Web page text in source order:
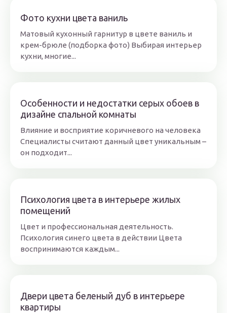
Фото кухни цвета ваниль
Матовый кухонный гарнитур в цвете ваниль и
крем-брюле (подборка фото) Выбирая интерьер
кухни, многие...
Особенности и недостатки серых обоев в
дизайне спальной комнаты
Влияние и восприятие коричневого на человека
Специалисты считают данный цвет уникальным –
он подходит...
Психология цвета в интерьере жилых
помещений
Цвет и профессиональная деятельность.
Психология синего цвета в действии Цвета
воспринимаются каждым...
Двери цвета беленый дуб в интерьере
квартиры